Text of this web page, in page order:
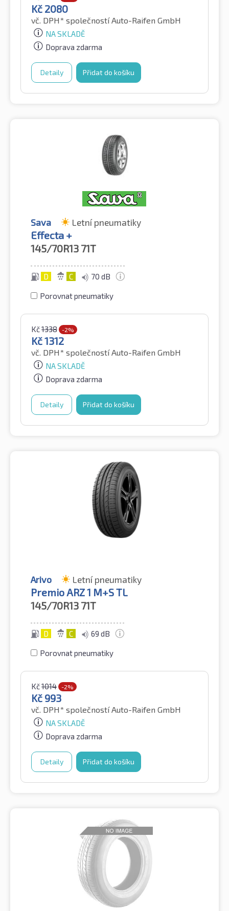
Kč 2080
vč. DPH* společností Auto-Raifen GmbH
NA SKLADĚ
Doprava zdarma
Detaily Přidat do košíku
Sava Letní pneumatiky
Effecta +
145/70R13 71T
D C 70 dB
Porovnat pneumatiky
Kč1338 -2%
Kč1312
vč. DPH* společností Auto-Raifen GmbH
NA SKLADĚ
Doprava zdarma
Detaily Přidat do košíku
Arivo Letní pneumatiky
Premio ARZ 1 M+S TL
145/70R13 71T
D C 69 dB
Porovnat pneumatiky
Kč1014 -2%
Kč 993
vč. DPH* společností Auto-Raifen GmbH
NA SKLADĚ
Doprava zdarma
Detaily Přidat do košíku